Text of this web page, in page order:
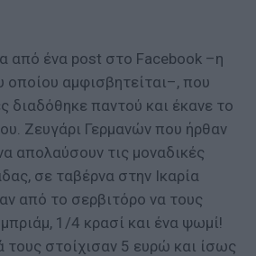
από ένα post στο Facebook –η
οποίου αμφισβητείται–, που
διαδόθηκε παντού και έκανε το
Ζευγάρι Γερμανών που ήρθαν
απολαύσουν τις μοναδικές
σε ταβέρνα στην Ικαρία
από το σερβιτόρο να τους
1/4 κρασί και ένα ψωμί!
τους στοίχισαν 5 ευρώ και ίσως